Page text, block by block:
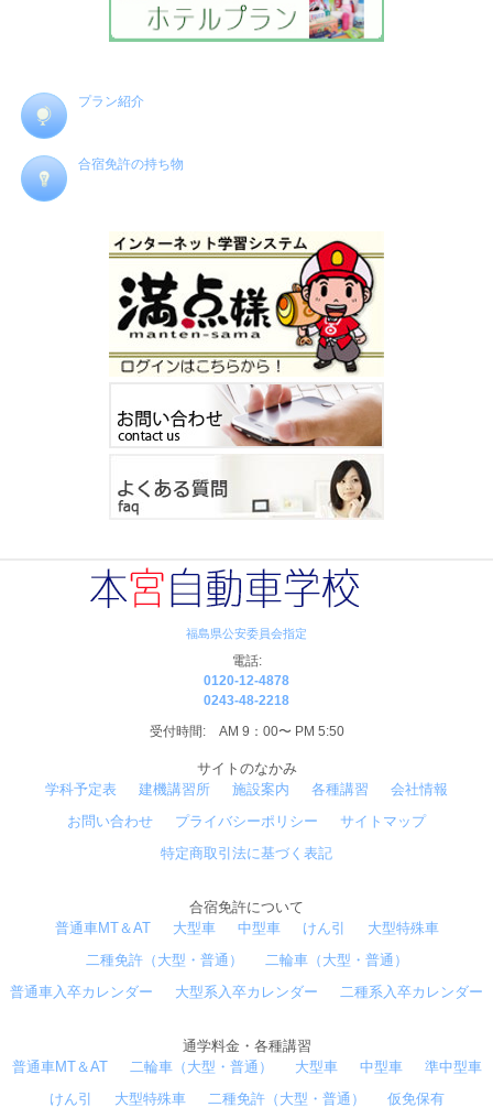
プラン紹介
合宿免許の持ち物
福島県公安委員会指定
電話:
0120-12-4878
0243-48-2218
受付時間: AM 9：00〜 PM 5:50
サイトのなかみ
学科予定表
建機講習所 施設案内 各種講習
会社情報
お問い合わせ
プライバシーポリシー
サイトマップ
特定商取引法に基づく表記
合宿免許について
普通車MT＆AT
大型車 中型車 けん引
大型特殊車
二種免許（大型・普通）
二輪車（大型・普通）
普通車入卒カレンダー
大型系入卒カレンダー 二種系入卒カレンダー
通学料金・各種講習
普通車MT＆AT
二輪車（大型・普通） 大型車 中型車
準中型車
けん引
大型特殊車 二種免許（大型・普通） 仮免保有